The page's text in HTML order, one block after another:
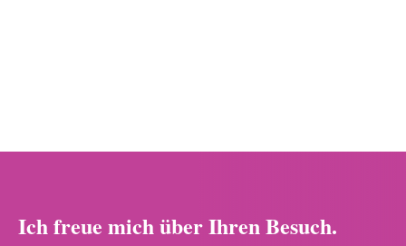
Ich freue mich über Ihren Besuch.